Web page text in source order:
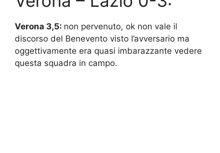
Verona 3,5: non pervenuto, ok non vale il
discorso del Benevento visto l’avversario ma
oggettivamente era quasi imbarazzante vedere
questa squadra in campo.